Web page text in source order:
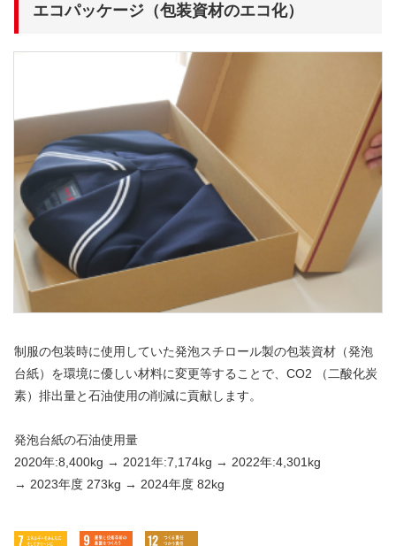
エコパッケージ（包装資材のエコ化）
制服の包装時に使用していた発泡スチロール製の包装資材（発泡
台紙）を環境に優しい材料に変更等することで、CO2 （二酸化炭
素）排出量と石油使用の削減に貢献します。
発泡台紙の石油使用量
2020年:8,400kg → 2021年:7,174kg → 2022年:4,301kg
→ 2023年度 273kg → 2024年度 82kg